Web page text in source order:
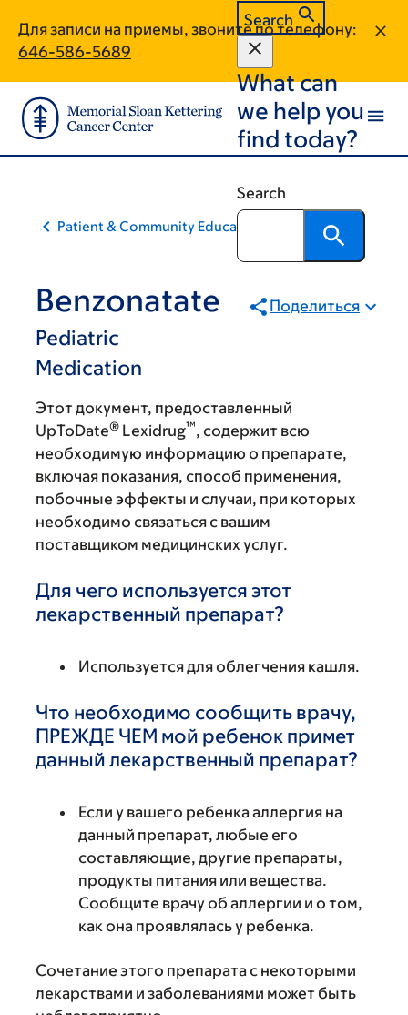
main
content
footer
Для записи на приемы, звоните по телефону:
646-586-5689
Search
What can
we help you
find today?
Search
Patient & Community Education
Benzonatate
Pediatric
Medication
Поделиться
Этот документ, предоставленный
UpToDate® Lexidrug™, содержит всю
необходимую информацию о препарате,
включая показания, способ применения,
побочные эффекты и случаи, при которых
необходимо связаться с вашим
поставщиком медицинских услуг.
Для чего используется этот
лекарственный препарат?
Используется для облегчения кашля.
Что необходимо сообщить врачу,
ПРЕЖДЕ ЧЕМ мой ребенок примет
данный лекарственный препарат?
Если у вашего ребенка аллергия на
данный препарат, любые его
составляющие, другие препараты,
продукты питания или вещества.
Сообщите врачу об аллергии и о том,
как она проявлялась у ребенка.
Сочетание этого препарата с некоторыми
лекарствами и заболеваниями может быть